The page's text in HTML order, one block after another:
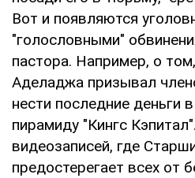
Вот и появляются
"голословными"
пастора. Например, о
Аделаджа призывал
нести последние деньги
пирамиду "Кингс
видеозаписей, где
предостерегает всех от